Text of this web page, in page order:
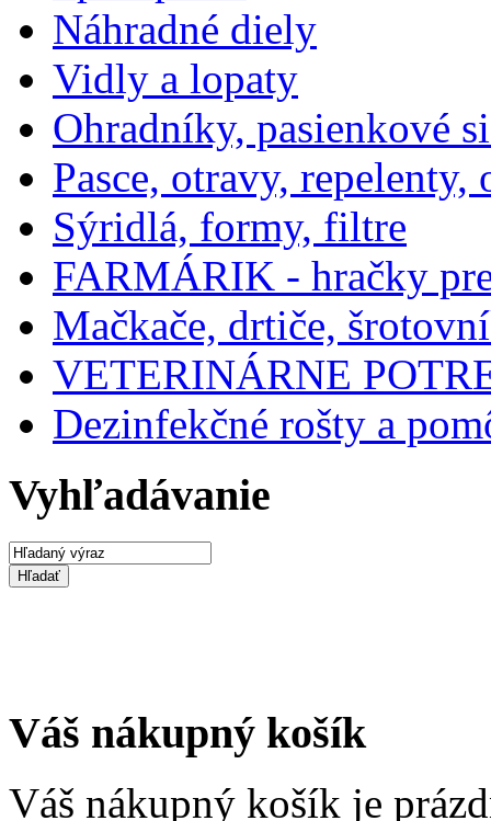
Náhradné diely
Vidly a lopaty
Ohradníky, pasienkové
Pasce, otravy, repelenty,
Sýridlá, formy, filtre
FARMÁRIK - hračky
Mačkače, drtiče,
VETERINÁRNE
Dezinfekčné rošty a
Vyhľadávanie
Váš nákupný košík
Váš nákupný košík je